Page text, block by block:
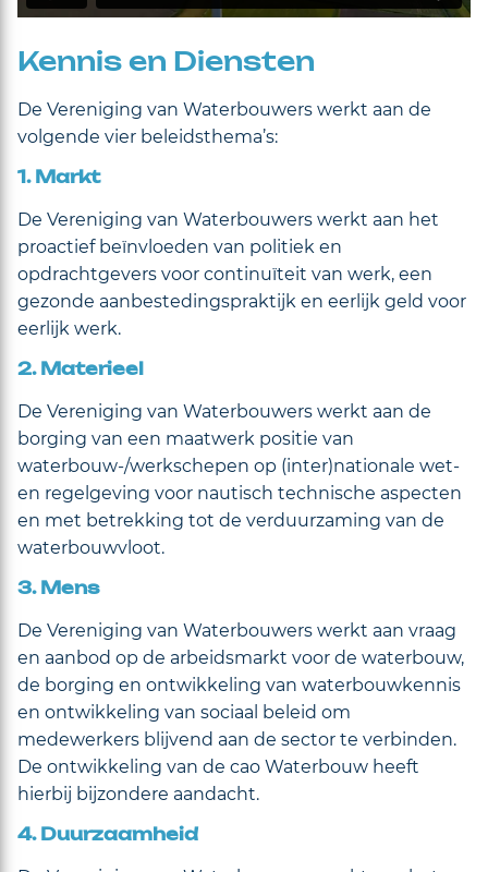
Kennis en Diensten
De Vereniging van Waterbouwers werkt aan de
volgende vier beleidsthema’s:
1. Markt
De Vereniging van Waterbouwers werkt aan het
proactief beïnvloeden van politiek en
opdrachtgevers voor continuïteit van werk, een
gezonde aanbestedingspraktijk en eerlijk geld voor
eerlijk werk.
2. Materieel
De Vereniging van Waterbouwers werkt aan de
borging van een maatwerk positie van
waterbouw-/werkschepen op (inter)nationale wet-
en regelgeving voor nautisch technische aspecten
en met betrekking tot de verduurzaming van de
waterbouwvloot.
3. Mens
De Vereniging van Waterbouwers werkt aan vraag
en aanbod op de arbeidsmarkt voor de waterbouw,
de borging en ontwikkeling van waterbouwkennis
en ontwikkeling van sociaal beleid om
medewerkers blijvend aan de sector te verbinden.
De ontwikkeling van de cao Waterbouw heeft
hierbij bijzondere aandacht.
4. Duurzaamheid